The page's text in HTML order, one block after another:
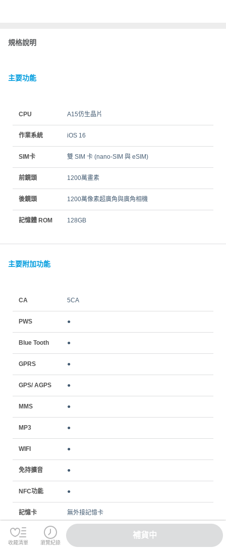
規格說明
主要功能
CPU A15仿生晶片
作業系統 iOS 16
SIM卡 雙 SIM 卡 (nano‑SIM 與 eSIM)
前鏡頭 1200萬畫素
後鏡頭 1200萬像素超廣角與廣角相機
記憶體 ROM 128GB
主要附加功能
CA 5CA
PWS ●
Blue Tooth ●
GPRS ●
GPS/ AGPS ●
MMS ●
MP3 ●
WIFI ●
免持擴音 ●
NFC功能 ●
記憶卡 無外接記憶卡
電話簿
收藏清單 瀏覽紀錄
補貨中